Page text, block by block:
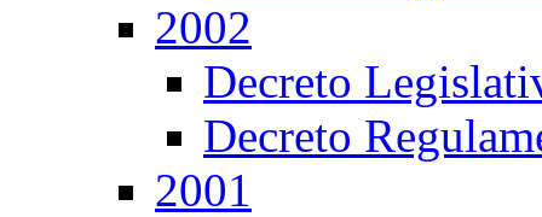
2002
Decreto
Decreto
2001